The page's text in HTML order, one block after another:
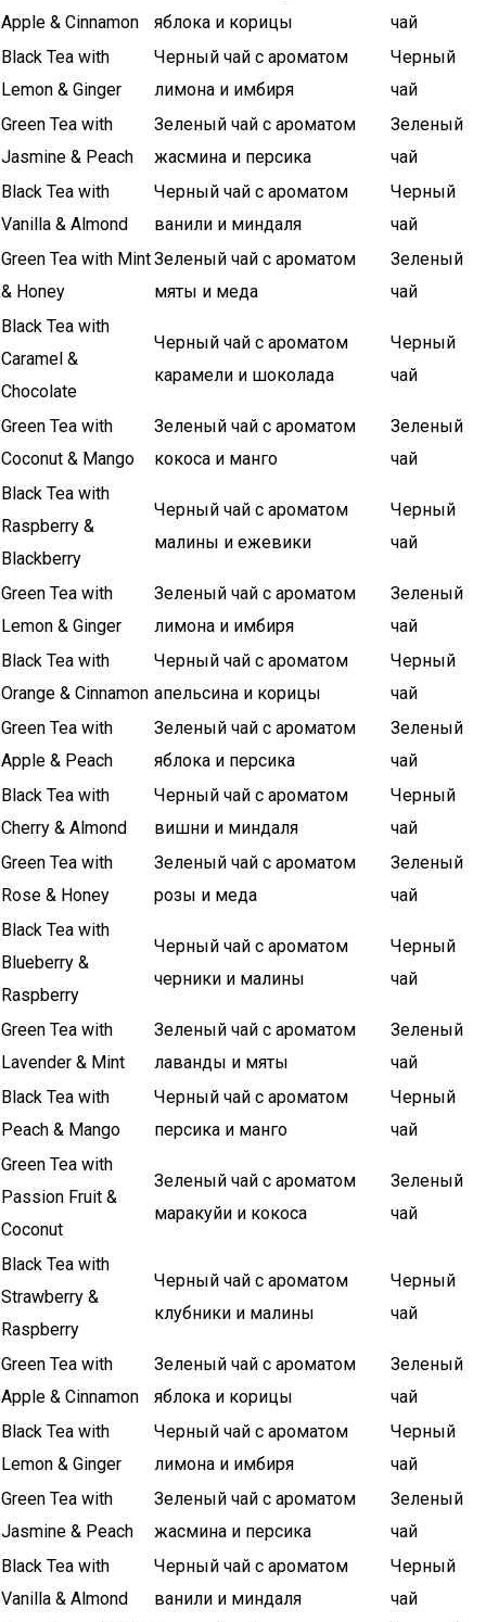
Apple & Cinnamon
яблока и корицы
чай
Black Tea with
Lemon & Ginger
Черный чай с ароматом
лимона и имбиря
Черный
чай
Green Tea with
Jasmine & Peach
Зеленый чай с ароматом
жасмина и персика
Зеленый
чай
Black Tea with
Vanilla & Almond
Черный чай с ароматом
ванили и миндаля
Черный
чай
Green Tea with Mint
& Honey
Зеленый чай с ароматом
мяты и меда
Зеленый
чай
Black Tea with
Caramel &
Chocolate
Черный чай с ароматом
карамели и шоколада
Черный
чай
Green Tea with
Coconut & Mango
Зеленый чай с ароматом
кокоса и манго
Зеленый
чай
Black Tea with
Raspberry &
Blackberry
Черный чай с ароматом
малины и ежевики
Черный
чай
Green Tea with
Lemon & Ginger
Зеленый чай с ароматом
лимона и имбиря
Зеленый
чай
Black Tea with
Orange & Cinnamon
Черный чай с ароматом
апельсина и корицы
Черный
чай
Green Tea with
Apple & Peach
Зеленый чай с ароматом
яблока и персика
Зеленый
чай
Black Tea with
Cherry & Almond
Черный чай с ароматом
вишни и миндаля
Черный
чай
Green Tea with
Rose & Honey
Зеленый чай с ароматом
розы и меда
Зеленый
чай
Black Tea with
Blueberry &
Raspberry
Черный чай с ароматом
черники и малины
Черный
чай
Green Tea with
Lavender & Mint
Зеленый чай с ароматом
лаванды и мяты
Зеленый
чай
Black Tea with
Peach & Mango
Черный чай с ароматом
персика и манго
Черный
чай
Green Tea with
Passion Fruit &
Coconut
Зеленый чай с ароматом
маракуйи и кокоса
Зеленый
чай
Black Tea with
Strawberry &
Raspberry
Черный чай с ароматом
клубники и малины
Черный
чай
Green Tea with
Apple & Cinnamon
Зеленый чай с ароматом
яблока и корицы
Зеленый
чай
Black Tea with
Lemon & Ginger
Черный чай с ароматом
лимона и имбиря
Черный
чай
Green Tea with
Jasmine & Peach
Зеленый чай с ароматом
жасмина и персика
Зеленый
чай
Black Tea with
Vanilla & Almond
Черный чай с ароматом
ванили и миндаля
Черный
чай